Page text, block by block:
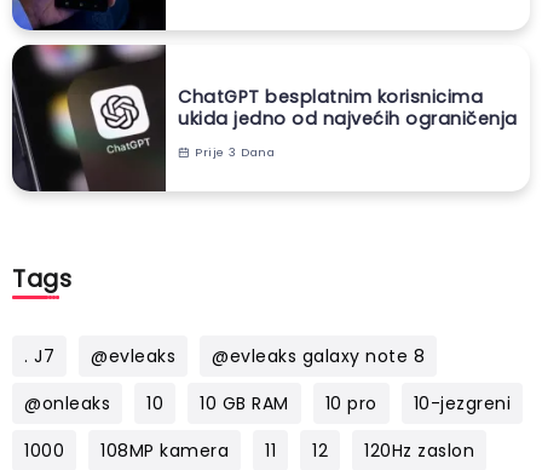
ChatGPT besplatnim korisnicima
ukida jedno od najvećih ograničenja
Prije 3 Dana
Tags
. J7 @evleaks
@evleaks galaxy note 8
@onleaks
10 10 GB RAM 10 pro
10-jezgreni
1000
108MP kamera 11 12
120Hz zaslon